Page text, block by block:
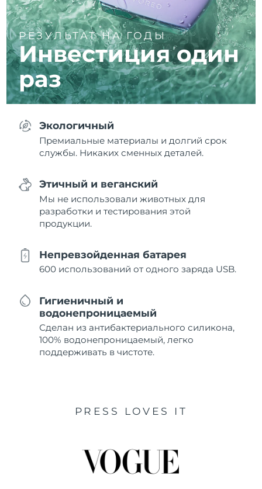
РЕЗУЛЬТАТ НА ГОДЫ
Инвестиция один
раз
Экологичный
Премиальные материалы и долгий срок
службы. Никаких сменных деталей.
Этичный и веганский
Мы не использовали животных для
разработки и тестирования этой
продукции.
Непревзойденная батарея
600 использований от одного заряда USB.
Гигиеничный и
водонепроницаемый
Сделан из антибактериального силикона,
100% водонепроницаемый, легко
поддерживать в чистоте.
PRESS LOVES IT